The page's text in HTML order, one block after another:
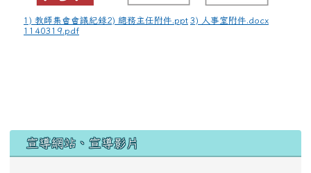
1) 教師集會會議紀錄
1140319.pdf
2) 總務主任附件.ppt 3) 人事室附件.docx
宣導網站、宣導影片